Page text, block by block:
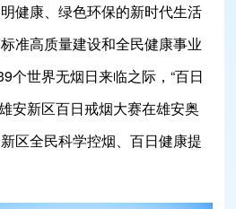
健康、绿色环保的新时代生活
准高质量建设和全民健康事业
个世界无烟日来临之际，“百日
安新区百日戒烟大赛在雄安奥
区全民科学控烟、百日健康提